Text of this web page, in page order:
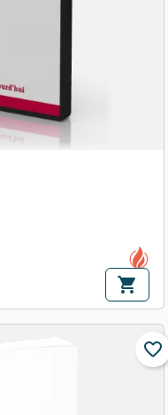
shopping_cart
favorite_border